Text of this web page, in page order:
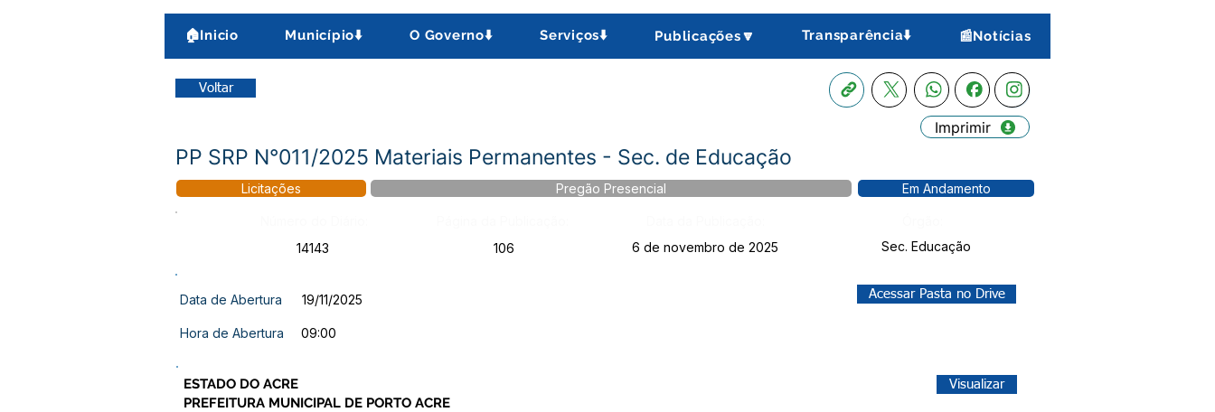
🏠Inicio Município⬇️ O Governo⬇️ Serviços⬇️ Publicações🔽 Transparência⬇️ 📰Notícias
Voltar
Imprimir
PP SRP N°011/2025 Materiais Permanentes - Sec. de Educação
Licitações Pregão Presencial Em Andamento
14143
106 6 de novembro de 2025 Sec. Educação
Data de Abertura 19/11/2025
Hora de Abertura 09:00
Acessar Pasta no Drive
ESTADO DO ACRE
PREFEITURA MUNICIPAL DE PORTO ACRE
Visualizar